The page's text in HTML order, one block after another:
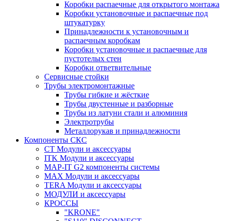
Коробки распаечные для открытого монтажа
Коробки установочные и распаечные под
штукатурку
Принадлежности к установочным и
распаечным коробкам
Коробки установочные и распаечные для
пустотелых стен
Коробки ответвительные
Сервисные стойки
Трубы электромонтажные
Трубы гибкие и жёсткие
Трубы двустенные и разборные
Трубы из латуни стали и алюминия
Электротрубы
Металлорукав и принадлежности
Компоненты СКС
CT Модули и аксессуары
ITK Модули и аксессуары
MAP-IT G2 компоненты системы
MAX Модули и аксессуары
TERA Модули и аксессуары
МОДУЛИ и аксессуары
КРОССЫ
"KRONE"